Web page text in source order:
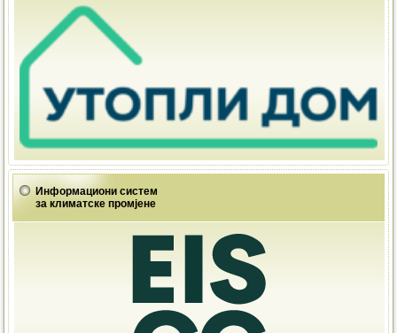
Информациони систем
за климатске промјене